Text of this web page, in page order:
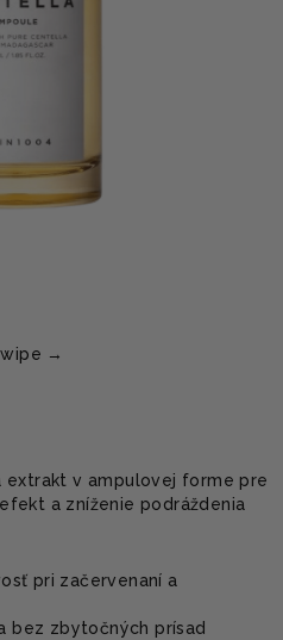
extrakt v ampulovej forme pre
a zníženie podráždenia
pri začervenaní a
bez zbytočných prísad